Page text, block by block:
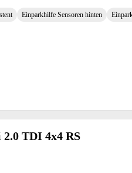
Einparkhilfe Sensoren hinten
TDI 4x4 RS